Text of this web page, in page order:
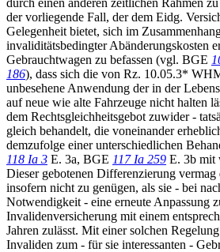
der vorliegende Fall, der dem Eidg.
Gelegenheit bietet, sich im
invaliditätsbedingter Abänderungskosten
Gebrauchtwagen zu befassen (vgl. BGE
186), dass sich die von Rz. 10.05.3*
unbesehene Anwendung der in der
auf neue wie alte Fahrzeuge nicht halten
dem Rechtsgleichheitsgebot zuwider -
gleich behandelt, die voneinander
demzufolge einer unterschiedlichen
118 Ia 3 E. 3a, BGE 117 Ia 259 E. 3b mit
Dieser gebotenen Differenzierung vermag
insofern nicht zu genügen, als sie - bei
Notwendigkeit - eine erneute Anpassung
Invalidenversicherung mit einem
Jahren zulässt. Mit einer solchen
Invaliden zum - für sie interessanten -